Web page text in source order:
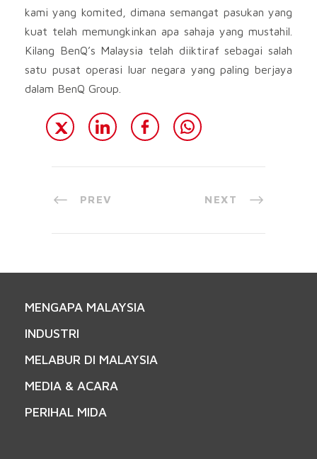
kami yang komited, dimana semangat pasukan yang
kuat telah memungkinkan apa sahaja yang mustahil.
Kilang BenQ’s Malaysia telah diiktiraf sebagai salah
satu pusat operasi luar negara yang paling berjaya
dalam BenQ Group.
PREV NEXT
MENGAPA MALAYSIA
INDUSTRI
MELABUR DI MALAYSIA
MEDIA & ACARA
PERIHAL MIDA